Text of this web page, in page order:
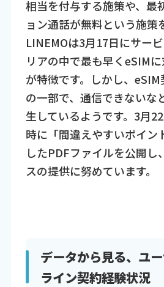
相当を付与する施策や、最
ョン通話が無料という施策
LINEMOは3月17日にサー
リアの中で最も早くeSIM
が特徴です。しかし、
の一部で、通信できないな
生しているようです。3月
時に「間違えやすいポイン
したPDFファイルを公開し
スの提供に努めています。
データから見る、ユ
ライン契約経験状況